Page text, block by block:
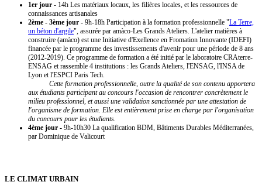
1er jour - 14h Les matériaux locaux, les filières locales, et les ressources de
connaissances artisanales
2ème - 3ème jour - 9h-18h Participation à la formation professionnelle "La Terre,
un béton d'argile", assurée par amàco-Les Grands Ateliers. L'atelier matières à
construire (amàco) est une Initiative d'Exellence en Fromation Innovante (IDEFI)
financée par le programme des investissements d'avenir pour une période de 8 ans
(2012-2019). Ce programme de formation a été initié par le laboratoire CRAterre-
ENSAG et rassemble 4 institutions : les Grands Ateliers, l'ENSAG, l'INSA de
Lyon et l'ESPCI Paris Tech.
Cette formation professionnelle, outre la qualité de son contenu apportera
aux étudiants participant au concours l'occasion de rencontrer concrètement le
milieu professionnel, et aussi une validation sanctionnée par une attestation de
l'organisme de formation. Elle est entièrement prise en charge par l'organisation
du concours pour les étudiants.
4ème jour - 9h-10h30 La qualification BDM, Bâtiments Durables Méditerranées,
par Dominique de Valicourt
LE CLIMAT URBAIN